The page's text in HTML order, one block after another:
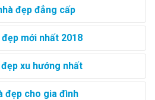
đẹp đẳng cấp
mới nhất 2018
xu hướng nhất
đẹp cho gia đình